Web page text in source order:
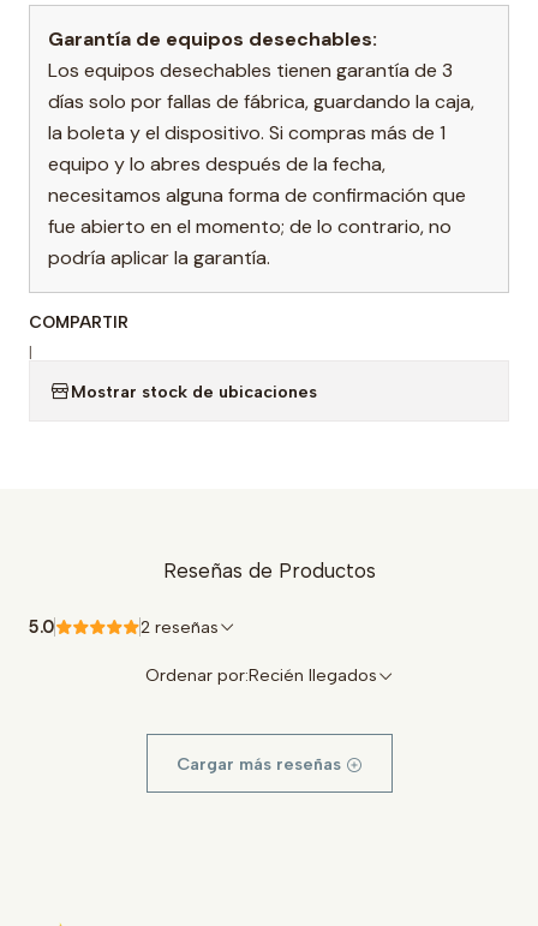
Garantía de equipos desechables:
Los equipos desechables tienen garantía de 3
días solo por fallas de fábrica, guardando la caja,
la boleta y el dispositivo. Si compras más de 1
equipo y lo abres después de la fecha,
necesitamos alguna forma de confirmación que
fue abierto en el momento; de lo contrario, no
podría aplicar la garantía.
COMPARTIR
|
Mostrar stock de ubicaciones
Reseñas de Productos
5.0 2 reseñas
Ordenar por:Recién llegados
Cargar más reseñas